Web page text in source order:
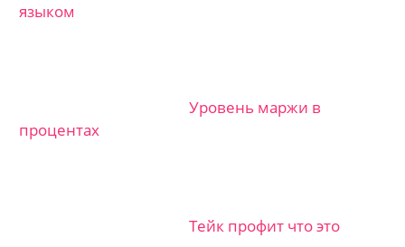
языком
Уровень маржи в
процентах
Тейк профит что это